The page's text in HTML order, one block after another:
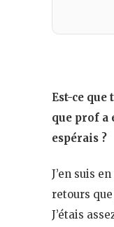
Est-ce
que prof a
espérais ?
J’en suis
retours
J’étais